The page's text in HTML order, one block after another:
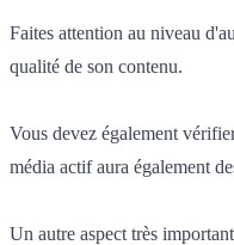
Faites attention au niveau
qualité de son contenu.
Vous devez également
média actif aura également
Un autre aspect très